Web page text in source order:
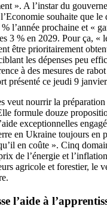
». A l’instar du
souhaite que
l’année prochaine et «
3 % en 2029. Pour ça, «
être prioritairement
les dépenses peu
à des mesures de
présenté ce jeudi 9
veut nourrir la
formule douze
exceptionnelles
en Ukraine toujours en
en coûte ». Cinq
de l’énergie et
agricole et forestier, le
l’aide à